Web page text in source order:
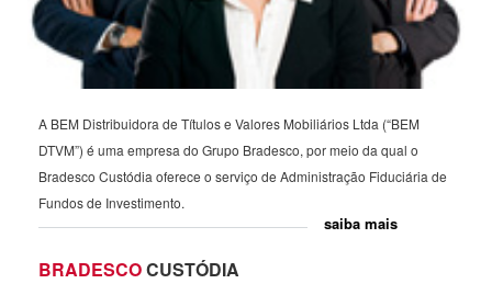
A BEM Distribuidora de Títulos e Valores Mobiliários Ltda (“BEM
DTVM”) é uma empresa do Grupo Bradesco, por meio da qual o
Bradesco Custódia oferece o serviço de Administração Fiduciária de
Fundos de Investimento.
saiba mais
BRADESCOCUSTÓDIA